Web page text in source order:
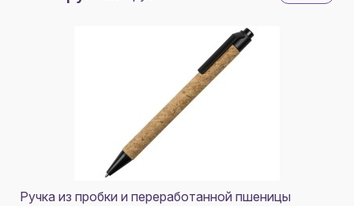
НАТУРАЛЬНЫЙ/БЕЛЫЙ
НАТУРАЛЬНЫЙ/КРАСНЫЙ
НАТУРАЛЬНЫЙ/СИНИЙ
Ручка из пробки и переработанной пшеницы